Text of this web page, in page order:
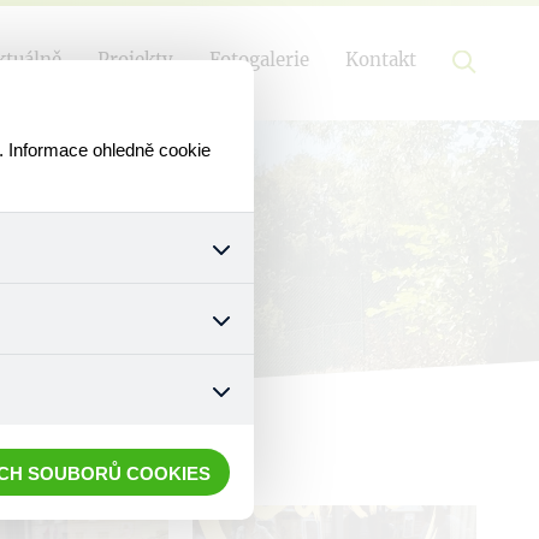
Projekty Fotogalerie Kontakt
ohledně cookie
s uživáním cookies.
nedokážeme zjistit
SOUBORŮ COOKIES